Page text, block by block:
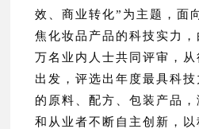
效、商业转化”为主题，面
焦化妆品产品的科技实力
万名业内人士共同评审，
出发，评选出年度最具科
的原料、配方、包装产品
和从业者不断自主创新，